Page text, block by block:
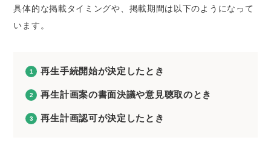
具体的な掲載タイミングや、掲載期間は以下のようになって
います。
再生手続開始が決定したとき
再生計画案の書面決議や意見聴取のとき
再生計画認可が決定したとき